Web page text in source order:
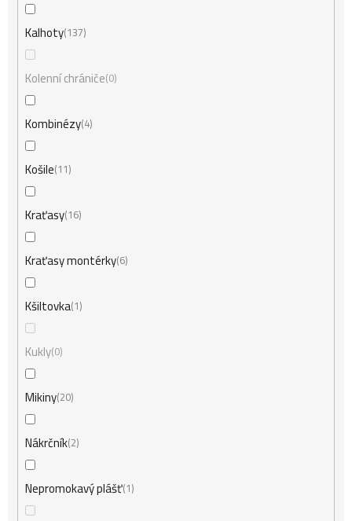
Kalhoty 137
Kolenní chrániče 0
Kombinézy 4
Košile 11
Kraťasy 16
Kraťasy montérky 6
Kšiltovka 1
Kukly 0
Mikiny 20
Nákrčník 2
Nepromokavý plášť 1